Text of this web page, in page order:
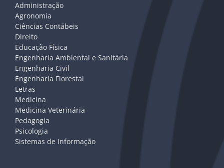
Administração
Agronomia
Ciências Contábeis
Direito
Educação Física
Engenharia Ambiental e Sanitária
Engenharia Civil
Engenharia Florestal
Letras
Medicina
Medicina Veterinária
Pedagogia
Psicologia
Sistemas de Informação